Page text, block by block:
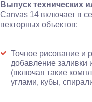
Выпуск технических
Canvas 14 включает в
векторных объектов:
Точное рисование и
добавление заливки
(включая такие
углами, кубы,